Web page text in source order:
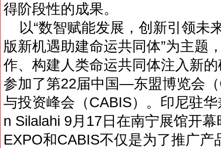
得阶段性的成果。
以“数智赋能发展，创新引领
版新机遇助建命运共同体”为主题
作、构建人类命运共同体注入新
参加了第22届中国—东盟博览会
与投资峰会（CABIS）。印尼驻
n Silalahi 9月17日在南宁展馆开
EXPO和CABIS不仅是为了推广